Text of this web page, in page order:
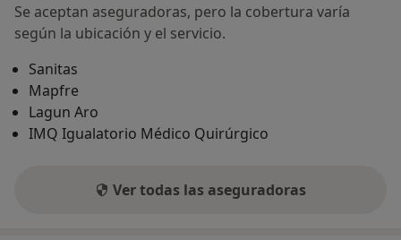
Se aceptan aseguradoras, pero la cobertura varía
según la ubicación y el servicio.
Sanitas
Mapfre
Lagun Aro
IMQ Igualatorio Médico Quirúrgico
Ver todas las aseguradoras